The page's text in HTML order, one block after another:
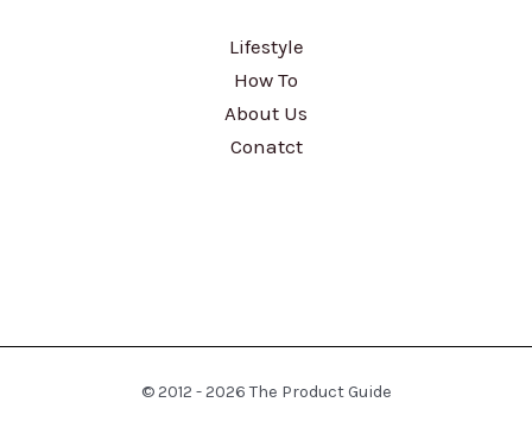
Lifestyle
How To
About Us
Conatct
© 2012 - 2026 The Product Guide